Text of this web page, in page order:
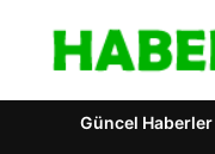
Güncel Haberler